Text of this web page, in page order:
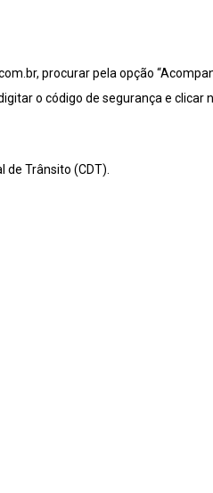
procurar pela opção
o código de segurança e clicar
de Trânsito (CDT).